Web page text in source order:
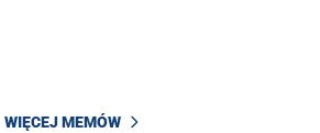
WIĘCEJ MEMÓW